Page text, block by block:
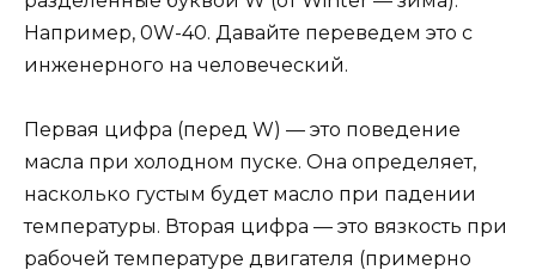
Например, 0W-40. Давайте переведем это с
инженерного на человеческий.
Первая цифра (перед W) — это поведение
масла при холодном пуске. Она определяет,
насколько густым будет масло при падении
температуры. Вторая цифра — это вязкость при
рабочей температуре двигателя (примерно